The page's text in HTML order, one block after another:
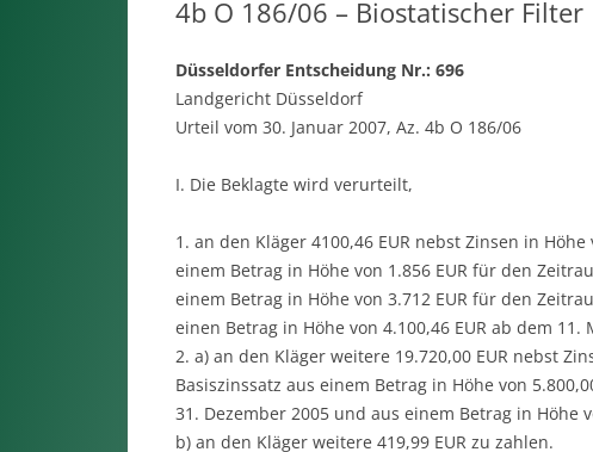
4b O 186/06 – Biostatischer Filter
Düsseldorfer Entscheidung Nr.: 696
Landgericht Düsseldorf
Urteil vom 30. Januar 2007, Az. 4b O 186/06
I. Die Beklagte wird verurteilt,
1. an den Kläger 4100,46 EUR nebst Zinsen in
einem Betrag in Höhe von 1.856 EUR für den
einem Betrag in Höhe von 3.712 EUR für den
einen Betrag in Höhe von 4.100,46 EUR ab dem 11.
2. a) an den Kläger weitere 19.720,00 EUR nebst
Basiszinssatz aus einem Betrag in Höhe von
31. Dezember 2005 und aus einem Betrag in Höhe
b) an den Kläger weitere 419,99 EUR zu zahlen.